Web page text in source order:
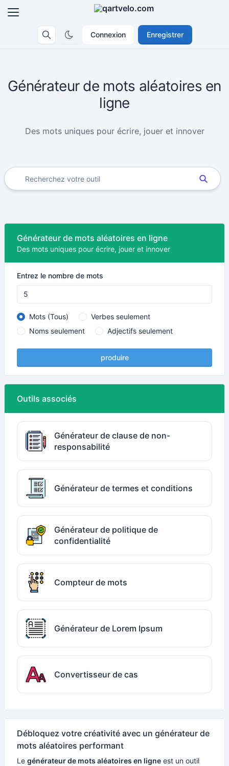
Connexion Enregistrer
Générateur de mots aléatoires en
ligne
Des mots uniques pour écrire, jouer et innover
Générateur de mots aléatoires en ligne
Des mots uniques pour écrire, jouer et innover
Entrez le nombre de mots
Mots (Tous)
Verbes seulement
Noms seulement
Adjectifs seulement
produire
Outils associés
Générateur de clause de non-
responsabilité
Générateur de termes et conditions
Générateur de politique de
confidentialité
Compteur de mots
Générateur de Lorem Ipsum
Convertisseur de cas
Débloquez votre créativité avec un générateur de
mots aléatoires performant
Le générateur de mots aléatoires en ligne est un outil